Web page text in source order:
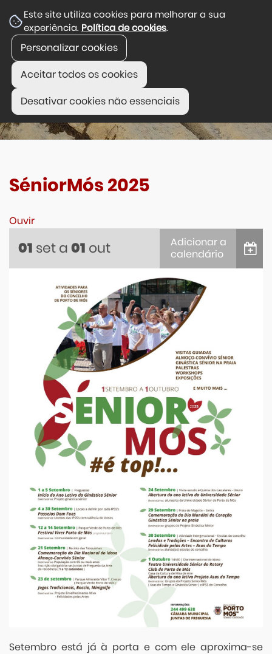
Este site utiliza cookies para melhorar a sua
experiência. Política de cookies.
Personalizar cookies
Aceitar todos os cookies
Desativar cookies não essenciais
SéniorMós 2025
Ouvir
01 seta 01 out
Adicionar a
calendário
iCalendar
Google Calendar
Outlook
Outlook Online
Yahoo! Calendar
Setembro está já à porta e com ele aproxima-se